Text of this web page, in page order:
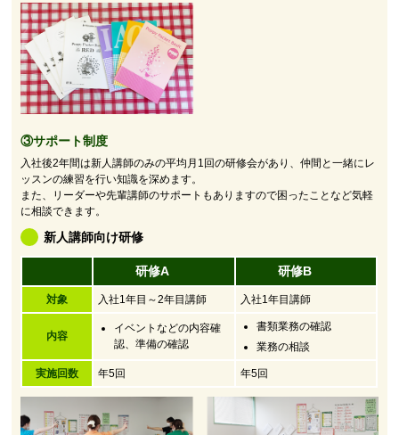
③サポート制度
入社後2年間は新人講師のみの平均月1回の研修会があり、仲間と一緒にレ
ッスンの練習を行い知識を深めます。
また、リーダーや先輩講師のサポートもありますので困ったことなど気軽
に相談できます。
新人講師向け研修
研修A 研修B
対象 入社1年目～2年目講師 入社1年目講師
内容
イベントなどの内容確
認、準備の確認
書類業務の確認
業務の相談
実施回数 年5回 年5回